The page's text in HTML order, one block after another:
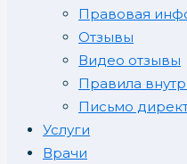
Правовая
Отзывы
Видео отзывы
Правила
Письмо
Услуги
Врачи